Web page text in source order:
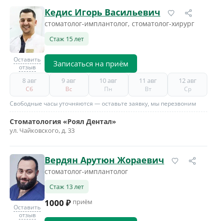
Оставить
отзыв
Кедис Игорь Васильевич
стоматолог-имплантолог, стоматолог-хирург
Стаж 15 лет
Записаться на приём
8 авг
Сб
9 авг
Вс
10 авг
Пн
11 авг
Вт
12 авг
Ср
Свободные часы уточняются — оставьте заявку, мы перезвоним
Стоматология «Роял Дентал»
ул. Чайковского, д. 33
Оставить
отзыв
Вердян Арутюн Жораевич
стоматолог-имплантолог
Стаж 13 лет
1000 ₽ приём